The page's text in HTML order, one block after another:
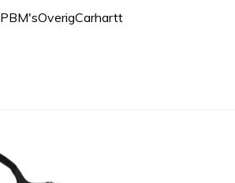
PBM'sOverigCarhartt